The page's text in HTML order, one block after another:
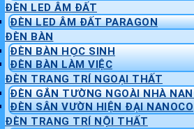
ĐÈN LED ÂM ĐẤT
ĐÈN LED ÂM ĐẤT PARAGON
ĐÈN BÀN
ĐÈN BÀN HỌC SINH
ĐÈN BÀN LÀM VIỆC
ĐÈN TRANG TRÍ NGOẠI THẤT
ĐÈN GẮN TƯỜNG NGOÀI NHÀ
ĐÈN SÂN VƯỜN HIỆN ĐẠI NANOCO
ĐÈN TRANG TRÍ NỘI THẤT